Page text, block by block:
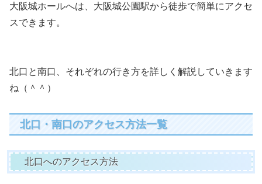
大阪城ホールへは、大阪城公園駅から徒歩で簡単にアクセ
スできます。
北口と南口、それぞれの行き方を詳しく解説していきます
ね（＾＾）
北口・南口のアクセス方法一覧
北口へのアクセス方法